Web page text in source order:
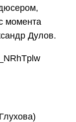
момента
Дулов.